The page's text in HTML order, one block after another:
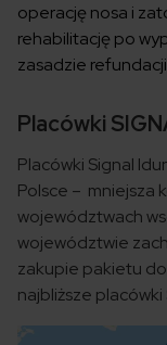
operację nosa i
rehabilitację po
zasadzie
Placówki
Placówki Signal
Polsce – mniejsza
województwach
województwie
zakupie pakietu
najbliższe